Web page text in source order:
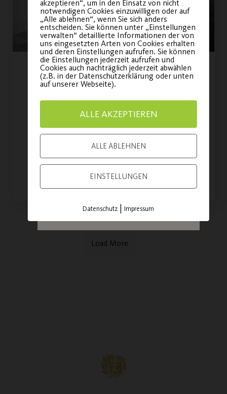
Individuelle Home-
Trainingsplanerstellung
Ab 15.02. exklusiv für unsere
Fitnessstudio-Mitglieder.
Load More
akzeptieren“, um in den Einsatz von nicht
notwendigen Cookies einzuwilligen oder auf
„Alle ablehnen“, wenn Sie sich anders
entscheiden. Sie können unter „Einstellungen
verwalten“ detaillierte Informationen der von
uns eingesetzten Arten von Cookies erhalten
und deren Einstellungen aufrufen. Sie können
die Einstellungen jederzeit aufrufen und
Cookies auch nachträglich jederzeit abwählen
(z.B. in der Datenschutzerklärung oder unten
auf unserer Webseite).
ALLE AKZEPTIEREN
ALLE ABLEHNEN
EINSTELLUNGEN
Datenschutz |Impressum
unsere
Jubiläumsfeier!
Sei am am21. November
2026dabei und feiere
Vereinsgeschichte!
JETZT TICKET
SICHERN